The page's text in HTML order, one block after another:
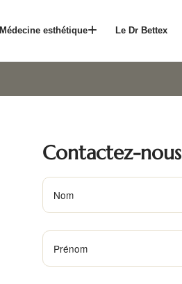
Médecine esthétique Le Dr Bettex
Contactez-nous